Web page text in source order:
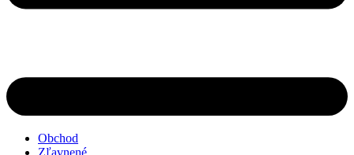
Obchod
Zľavnené